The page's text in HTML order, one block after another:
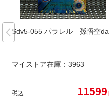
Sdv5-055 パラレル 孫悟空da
マイストア在庫： 3963
税込 11599